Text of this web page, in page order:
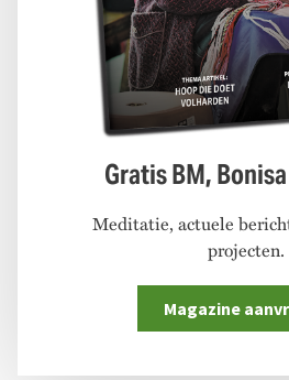
Gratis BM,
Meditatie, actuele
projecten.
Magazine